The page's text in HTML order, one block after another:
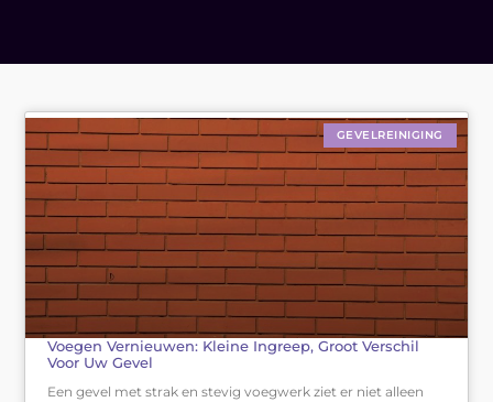
GEVELREINIGING
Voegen Vernieuwen: Kleine Ingreep, Groot Verschil
Voor Uw Gevel
Een gevel met strak en stevig voegwerk ziet er niet alleen